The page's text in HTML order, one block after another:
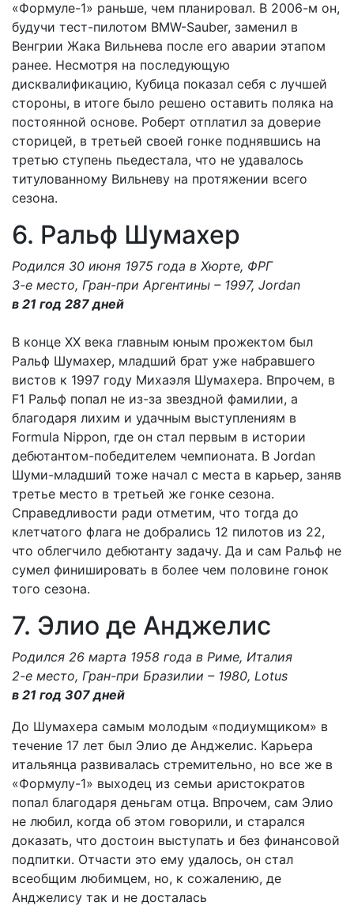
«Формуле-1» раньше, чем планировал. В 2006-м он,
будучи тест-пилотом BMW-Sauber, заменил в
Венгрии Жака Вильнева после его аварии этапом
ранее. Несмотря на последующую
дисквалификацию, Кубица показал себя с лучшей
стороны, в итоге было решено оставить поляка на
постоянной основе. Роберт отплатил за доверие
сторицей, в третьей своей гонке поднявшись на
третью ступень пьедестала, что не удавалось
титулованному Вильневу на протяжении всего
сезона.
6. Ральф Шумахер
Родился 30 июня 1975 года в Хюрте, ФРГ
3-е место, Гран-при Аргентины – 1997, Jordan
в 21 год 287 дней
В конце XX века главным юным прожектом был
Ральф Шумахер, младший брат уже набравшего
вистов к 1997 году Михаэля Шумахера. Впрочем, в
F1 Ральф попал не из-за звездной фамилии, а
благодаря лихим и удачным выступлениям в
Formula Nippon, где он стал первым в истории
дебютантом-победителем чемпионата. В Jordan
Шуми-младший тоже начал с места в карьер, заняв
третье место в третьей же гонке сезона.
Справедливости ради отметим, что тогда до
клетчатого флага не добрались 12 пилотов из 22,
что облегчило дебютанту задачу. Да и сам Ральф не
сумел финишировать в более чем половине гонок
того сезона.
7. Элио де Анджелис
Родился 26 марта 1958 года в Риме, Италия
2-е место, Гран-при Бразилии – 1980, Lotus
в 21 год 307 дней
До Шумахера самым молодым «подиумщиком» в
течение 17 лет был Элио де Анджелис. Карьера
итальянца развивалась стремительно, но все же в
«Формулу-1» выходец из семьи аристократов
попал благодаря деньгам отца. Впрочем, сам Элио
не любил, когда об этом говорили, и старался
доказать, что достоин выступать и без финансовой
подпитки. Отчасти это ему удалось, он стал
всеобщим любимцем, но, к сожалению, де
Анджелису так и не досталась